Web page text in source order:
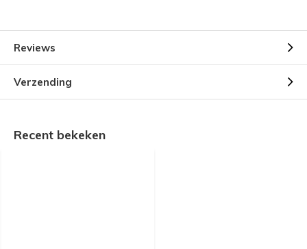
Reviews
Verzending
Recent bekeken